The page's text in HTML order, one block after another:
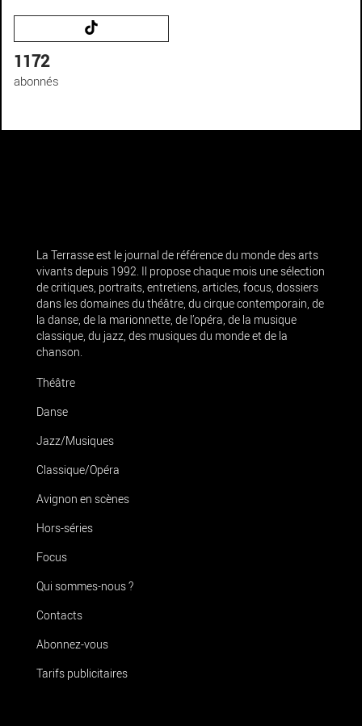
1172
abonnés
La Terrasse est le journal de référence du monde des arts
vivants depuis 1992. Il propose chaque mois une sélection
de critiques, portraits, entretiens, articles, focus, dossiers
dans les domaines du théâtre, du cirque contemporain, de
la danse, de la marionnette, de l’opéra, de la musique
classique, du jazz, des musiques du monde et de la
chanson.
Théâtre
Danse
Jazz/Musiques
Classique/Opéra
Avignon en scènes
Hors-séries
Focus
Qui sommes-nous ?
Contacts
Abonnez-vous
Tarifs publicitaires